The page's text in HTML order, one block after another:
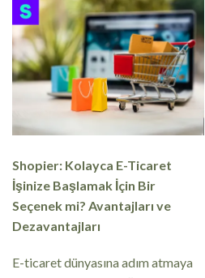
Shopier: Kolayca E-Ticaret
İşinize Başlamak İçin Bir
Seçenek mi? Avantajları ve
Dezavantajları
E-ticaret dünyasına adım atmaya